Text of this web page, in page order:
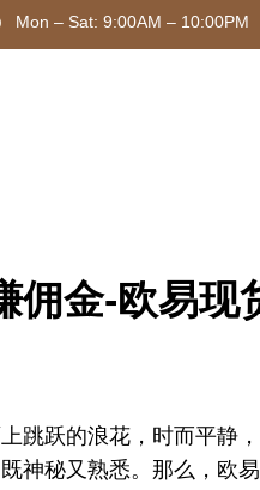
Mon – Sat: 9:00AM – 10:00PM
佣金-欧易现
跳跃的浪花，时而平静
神秘又熟悉。那么，欧